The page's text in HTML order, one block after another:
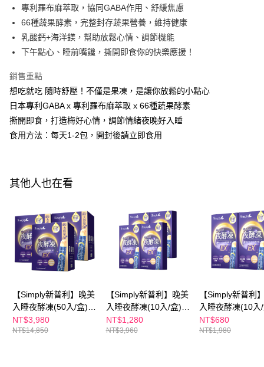
Google Pay
全盈+PAY
AFTEE先享後付
【關於「AFTEE先享後付」】
AFTEE先享後付是「在收到商品之後才付款」的支付方式。 讓您購物簡單
１．簡單：不需註冊會員、不需綁卡、不需儲值。
２．便利：只要手機號碼，簡訊認證，即可結帳。
３．安心：先確認商品／服務後，再付款。
２．訂單成立數日內，您將收到繳費通知簡訊。
※ 請注意：結帳手續完成當下不需立刻繳費，但若您需要取消訂單，請聯絡
購買商品的店家。未經商家同意取消之訂單仍視為有效，需透過AFTEE先享
後付繳納相關費用。
※ 交易是否成功請以「AFTEE先享後付 」之結帳頁面顯示為準，若有關於
是否繳費成功／繳費後需取消欲退款等相關疑問，請聯繫「AFTEE先享後付
客戶支援中心」https://netprotections.freshdesk.com/support/home
【注意事項】
１．透過由恩沛科技股份有限公司提供之「AFTEE先享後付」服務完成之交
易，需依本服務之必要範圍內提供個人資料，並將交易相關給付款項請求債
權轉讓予恩沛科技股份有限公司。
２．關於個人資料處理事宜，請瀏覽以下網址：
ATM付款
運送方式
全家付款取貨
每筆NT$100，滿NT$600(含以上)免運費
每筆NT$100，滿NT$600(含以上)免運費
付款後萊爾富取貨
每筆NT$100，滿NT$600(含以上)免運費
每筆NT$100，滿NT$600(含以上)免運費
付款後7-11取貨
專利羅布麻萃取，協同GABA作用、舒緩焦慮
66種蔬果酵素，完整封存蔬果營養，維持健康
乳酸鈣+海洋鎂，幫助放鬆心情、調節機能
下午點心、睡前嘴饞，撕開即食你的快樂應援！
銷售重點
想吃就吃 隨時舒壓！不僅是果凍，是讓你放鬆的小點心
日本專利GABA x 專利羅布麻萃取 x 66種蔬果酵素
撕開即食，打造梅好心情，調節情緒夜晚好入睡
食用方法：每天1-2包，開封後請立即食用
其他人也在看
【Simply新普利】晚美
入睡夜酵凍(50入/盒)
(x3盒)
NT$3,980
NT$14,850
【Simply新普利】晚美
入睡夜酵凍(10入/盒)
(x4盒)
NT$1,280
NT$3,960
【Simply新普利
入睡夜酵凍(10入
(x2盒)
NT$680
NT$1,980